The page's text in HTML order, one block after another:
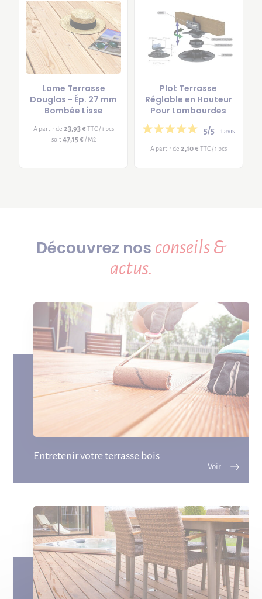
Lame Terrasse
Douglas - Ép. 27 mm
Bombée Lisse
A partir de 23,93 € TTC / 1 pcs
soit47,15 € / M2
Plot Terrasse
Réglable en Hauteur
Pour Lambourdes
5/5 1 avis
A partir de 2,10 € TTC / 1 pcs
Découvrez nos conseils &
actus.
Entretenir votre terrasse bois